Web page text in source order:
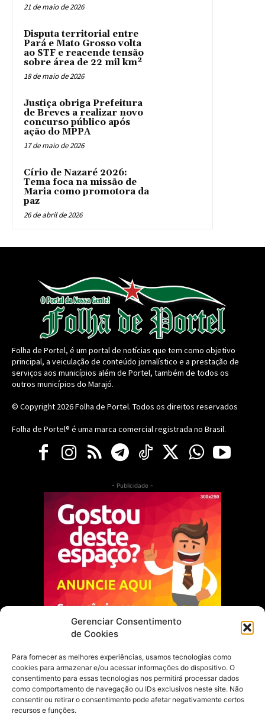
Gerenciar Consentimento
de Cookies
Para fornecer as melhores experiências, usamos tecnologias como
cookies para armazenar e/ou acessar informações do dispositivo. O
consentimento para essas tecnologias nos permitirá processar dados
como comportamento de navegação ou IDs exclusivos neste site. Não
consentir ou retirar o consentimento pode afetar negativamente certos
recursos e funções.
21 de maio de 2026
Disputa territorial entre
Pará e Mato Grosso volta
ao STF e reacende tensão
sobre área de 22 mil km²
18 de maio de 2026
Justiça obriga Prefeitura
de Breves a realizar novo
concurso público após
ação do MPPA
17 de maio de 2026
Círio de Nazaré 2026:
Tema foca na missão de
Maria como promotora da
paz
26 de abril de 2026
Folha de Portel, é um portal de notícias que tem como objetivo
principal, a veiculação de conteúdo jornalístico e a prestação de
serviços aos municípios além de Portel, também de todos os
outros municípios do Marajó.
© Copyright 2026Folha de Portel. Todos os direitos reservados
Folha de Portel® é uma marca comercial registrada no Brasil.
- Publicidade -
Escolha do Editor
Justiça Itinerante garante regularização
fundiária e casamento comunitário para